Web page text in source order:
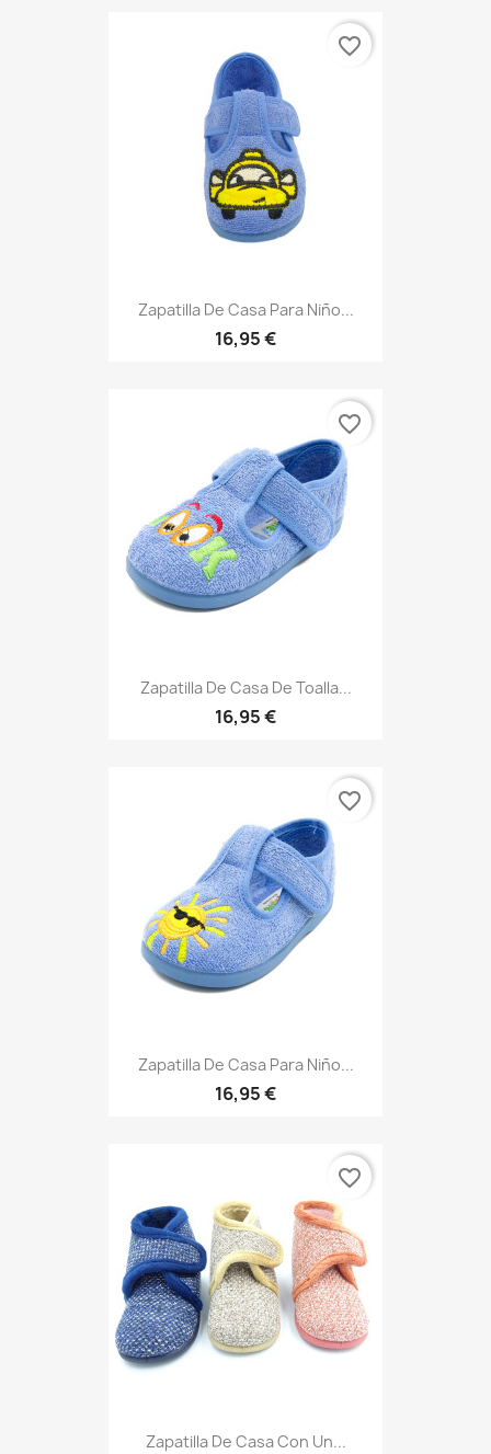
Zapatilla De Casa Para Niño...
16,95 €
favorite_border
Zapatilla De Casa De Toalla...
16,95 €
favorite_border
Zapatilla De Casa Para Niño...
16,95 €
favorite_border
Zapatilla De Casa Con Un...
favorite_border